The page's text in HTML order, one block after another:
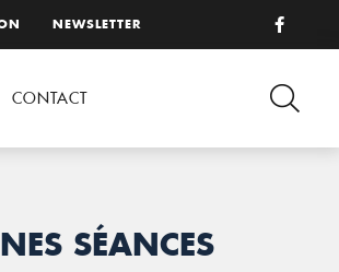
NEWSLETTER
CONTACT
SÉANCES